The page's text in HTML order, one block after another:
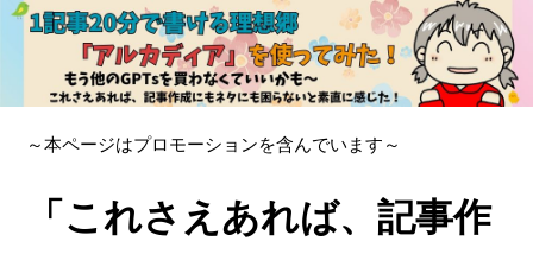
～本ページはプロモーションを含んでいます～
「これさえあれば、記事作